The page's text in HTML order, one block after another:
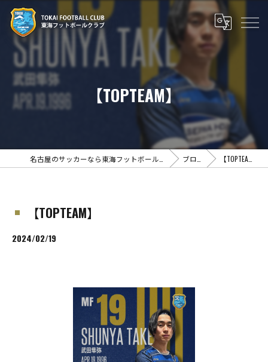
【TOPTEAM】
ブログ 【TOPTEAM】
【TOPTEAM】
2024/02/19